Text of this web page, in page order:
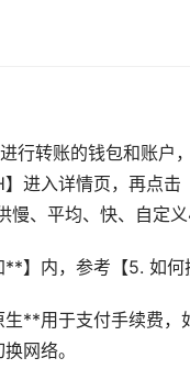
行转账的钱包和账户
】进入详情页，再点
慢、平均、快、自定
】内，参考【5. 如何
**用于支付手续费
网络。